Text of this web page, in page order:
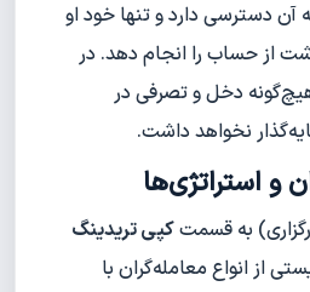
دسترسی دارد و تنها خود او
از حساب را انجام دهد. در
دخل و تصرفی در
نخواهد داشت.
و استراتژی‌ها
به قسمتکپی تریدینگ
از انواع معامله‌گران با